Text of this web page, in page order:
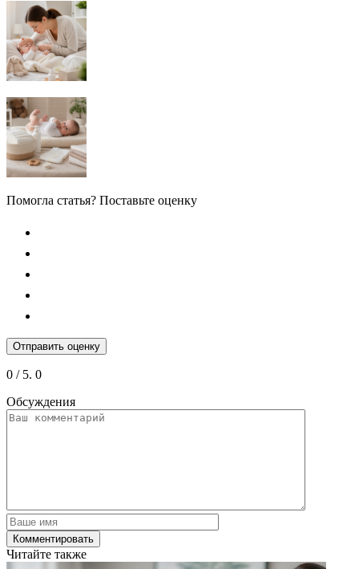
Помогла статья? Поставьте оценку
Отправить оценку
0 / 5. 0
Обсуждения
Читайте также